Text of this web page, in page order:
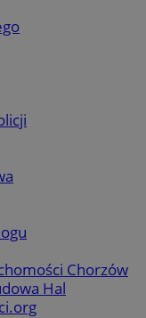
Chorzów
Hal